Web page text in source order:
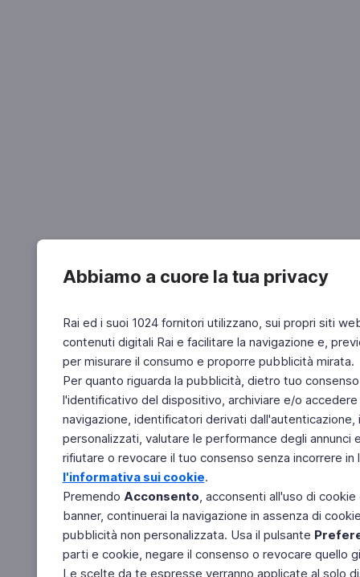
Abbiamo a cuore la tua privacy
Rai ed i suoi 1024 fornitori utilizzano, sui propri siti
contenuti digitali Rai e facilitare la navigazione e,
per misurare il consumo e proporre pubblicità mirata.
Per quanto riguarda la pubblicità, dietro tuo
l'identificativo del dispositivo, archiviare e/o
navigazione, identificatori derivati
personalizzati, valutare le performance degli
rifiutare o revocare il tuo consenso senza incorrere
l'informativa sui cookie.
Premendo Acconsento, acconsenti all'uso di
banner, continuerai la navigazione in assenza di
pubblicità non personalizzata. Usa il pulsante
parti e cookie, negare il consenso o revocare quello
Le scelte da te espresse verranno applicate al solo